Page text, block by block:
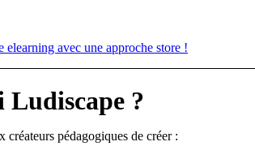
elearning avec une approche store !
Ludiscape ?
créateurs pédagogiques de créer :